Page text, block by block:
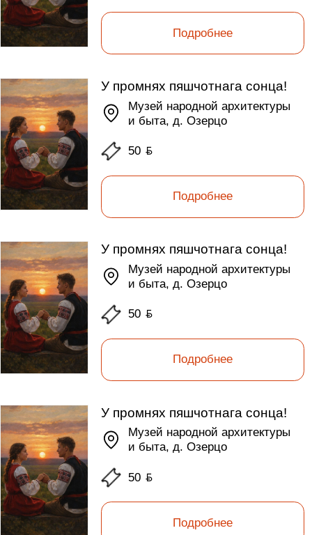
Подробнее
У промнях пяшчотнага сонца!
Музей народной архитектуры
и быта, д. Озерцо
50ƃ
Подробнее
У промнях пяшчотнага сонца!
Музей народной архитектуры
и быта, д. Озерцо
50ƃ
Подробнее
У промнях пяшчотнага сонца!
Музей народной архитектуры
и быта, д. Озерцо
50ƃ
Подробнее